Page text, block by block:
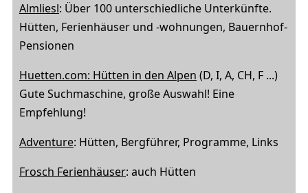
Almliesl: Über 100 unterschiedliche Unterkünfte.
Hütten, Ferienhäuser und -wohnungen, Bauernhof-
Pensionen
Huetten.com: Hütten in den Alpen (D, I, A, CH, F ...)
Gute Suchmaschine, große Auswahl! Eine
Empfehlung!
Adventure: Hütten, Bergführer, Programme, Links
Frosch Ferienhäuser: auch Hütten